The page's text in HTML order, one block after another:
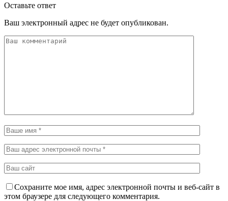
Оставьте ответ
Ваш электронный адрес не будет опубликован.
Сохраните мое имя, адрес электронной почты и веб-сайт в
этом браузере для следующего комментария.